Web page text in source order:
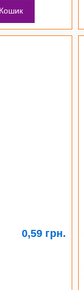
0,59 грн.